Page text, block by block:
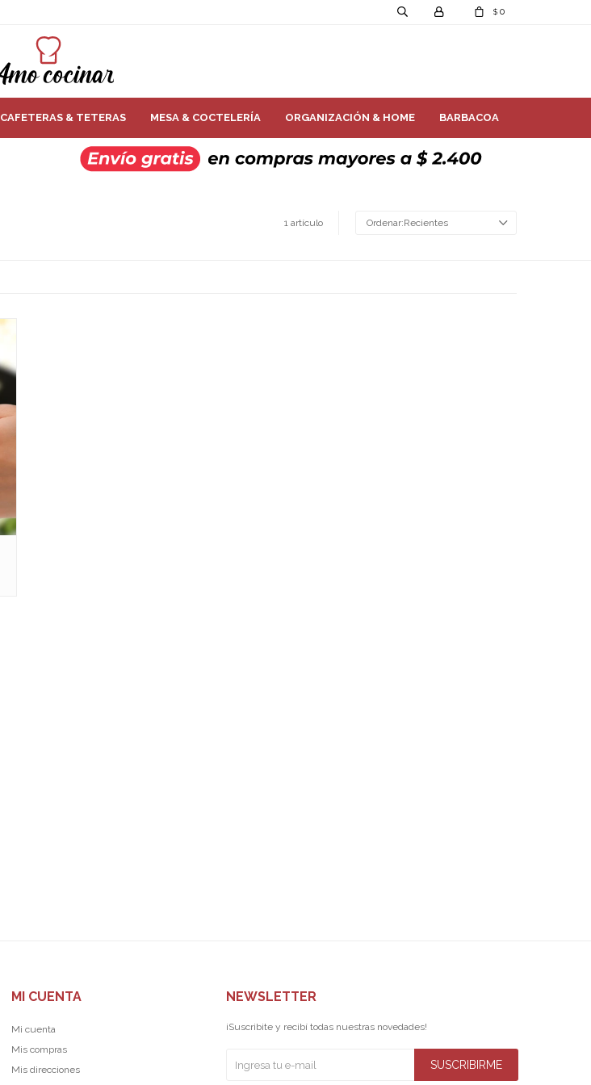
CAFETERAS & TETERAS MESA & COCTELERÍA ORGANIZACIÓN & HOME BARBACOA
$ 0
1 artículo Recientes
MI CUENTA
Mi cuenta
Mis compras
Mis direcciones
NEWSLETTER
¡Suscribite y recibí todas nuestras novedades!
SUSCRIBIRME